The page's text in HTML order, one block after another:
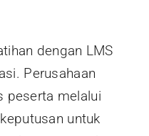
dengan LMS
Perusahaan
peserta melalui
untuk